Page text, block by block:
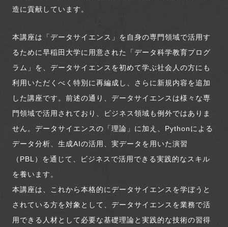
造に貢献しています。
本講座は「データサイエンス」を自身の専門領域で活用す
るために早稲田大学に用意された「データ科学教育プログ
ラム」を、データサイエンスを初めて学ぶ社会人の方にも
利用いただくべく特別に再編成し、さらに新規内容を追加
した講座です。前述の通り、データサイエンスは様々な専
門領域で活用されており、ビジネス領域も例外ではありま
せん。データサイエンスの「理論」に加え、Pythonによる
データ分析、生成AIの活用、実データを用いた演習
（PBL）を通じて、ビジネスで活用できる実践的なスキル
を養います。
本講座は、これから本格的にデータサイエンスを学ぼうと
されている方を対象として、データサイエンスを業務で活
用できる人材として必要な基礎理論と実践的な技術の習得